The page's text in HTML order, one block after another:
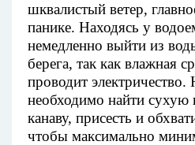
шквалистый ветер,
панике. Находясь у
немедленно выйти из
берега, так как влажная
проводит
необходимо найти сухую
канаву, присесть и
чтобы максимально